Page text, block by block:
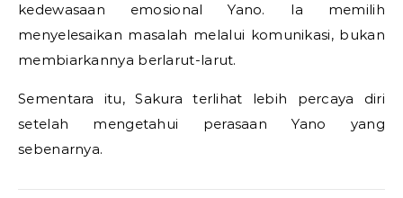
kedewasaan emosional Yano. Ia memilih
menyelesaikan masalah melalui komunikasi, bukan
membiarkannya berlarut-larut.
Sementara itu, Sakura terlihat lebih percaya diri
setelah mengetahui perasaan Yano yang
sebenarnya.